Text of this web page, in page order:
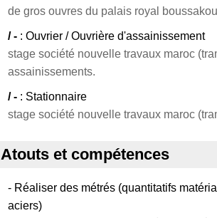
de gros ouvres du palais royal
/ - : Ouvrier / Ouvrière d'assainissement
stage société nouvelle travaux maroc
assainissements.
/ - : Stationnaire
stage société nouvelle travaux maroc
Atouts et compétences
- Réaliser des métrés (quantitatifs
aciers)